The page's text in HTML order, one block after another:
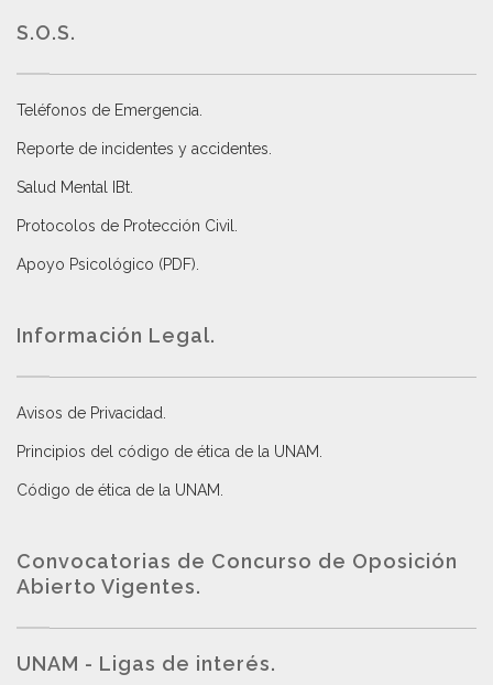
S.O.S.
Teléfonos de Emergencia.
Reporte de incidentes y accidentes
Salud Mental IBt
Protocolos de Protección Civil
Apoyo Psicológico (PDF)
Información Legal.
Avisos de Privacidad
Principios del código de ética de la UNAM
Código de ética de la UNAM
Convocatorias de Concurso de Oposición
Abierto Vigentes.
UNAM - Ligas de interés.